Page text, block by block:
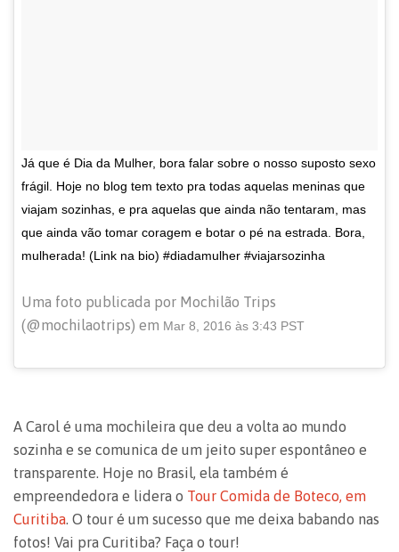
Já que é Dia da Mulher, bora falar sobre o nosso suposto sexo
frágil. Hoje no blog tem texto pra todas aquelas meninas que
viajam sozinhas, e pra aquelas que ainda não tentaram, mas
que ainda vão tomar coragem e botar o pé na estrada. Bora,
mulherada! (Link na bio) #diadamulher #viajarsozinha
Uma foto publicada por Mochilão Trips
(@mochilaotrips) em Mar 8, 2016 às 3:43 PST
A Carol é uma mochileira que deu a volta ao mundo
sozinha e se comunica de um jeito super espontâneo e
transparente. Hoje no Brasil, ela também é
empreendedora e lidera o Tour Comida de Boteco, em
Curitiba. O tour é um sucesso que me deixa babando nas
fotos! Vai pra Curitiba? Faça o tour!